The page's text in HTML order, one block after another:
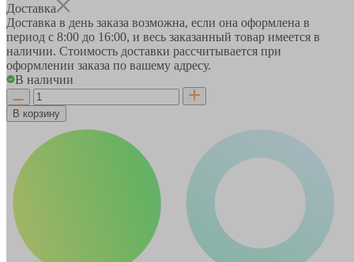
Доставка
Доставка в день заказа возможна, если она оформлена в
период с 8:00 до 16:00, и весь заказанный товар имеется в
наличии. Стоимость доставки рассчитывается при
оформлении заказа по вашему адресу.
В наличии
В корзину